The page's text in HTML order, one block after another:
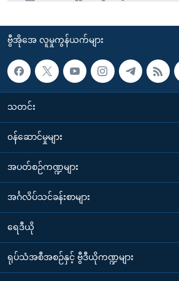
ဗွီအိုအေ လူမှုကွန်ယက်များ
သတင်း
၀န်ဆောင်မှုများ
အပတ်စဉ်ကဏ္ဍများ
အင်္ဂလိပ်သင်ခန်းစာများ
ရေဒီယို
ရုပ်သံအစီအစဉ်နှင့် ဗွီဒီယိုကဏ္ဍများ